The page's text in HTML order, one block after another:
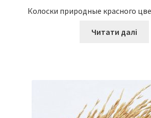
Колоски природные красного
Читати далі